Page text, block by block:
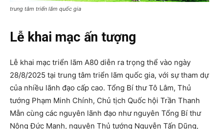
trung tâm triển lãm quốc gia
Lễ khai mạc ấn tượng
Lễ khai mạc triển lãm A80 diễn ra trọng thể vào ngày
28/8/2025 tại trung tâm triển lãm quốc gia, với sự tham dự
của nhiều lãnh đạo cấp cao. Tổng Bí thư Tô Lâm, Thủ
tướng Phạm Minh Chính, Chủ tịch Quốc hội Trần Thanh
Mẫn cùng các nguyên lãnh đạo như nguyên Tổng Bí thư
Nông Đức Mạnh, nguyên Thủ tướng Nguyễn Tấn Dũng,